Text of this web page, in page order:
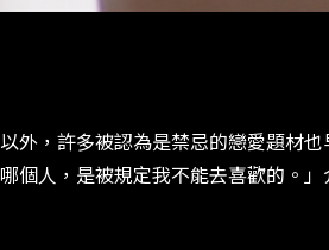
外，許多被認為是禁忌的戀愛題材
個人，是被規定我不能去喜歡的。」